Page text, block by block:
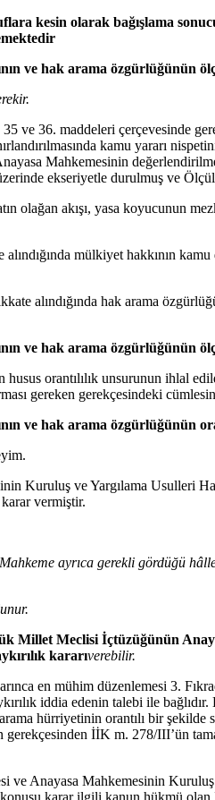
kesin olarak bağışlama
ve hak arama özgürlüğünün
ve 36. maddeleri çerçevesinde
kamu yararı
Mahkemesinin
ekseriyetle durulmuş ve
olağan akışı, yasa koyucunun
mülkiyet hakkının kamu
alındığında hak arama
ve hak arama özgürlüğünün
orantılılık unsurunun ihlal
gereken gerekçesindeki
hak arama özgürlüğünün
Kuruluş ve Yargılama Usulleri
vermiştir.
ayrıca gerekli gördüğü
Meclisi İçtüzüğünün
kararıverebilir.
en mühim düzenlemesi 3.
iddia edenin talebi ile
hürriyetinin orantılı bir şekilde
İİK m. 278/III’ün
Anayasa Mahkemesinin
karar ilgili kanun hükmü